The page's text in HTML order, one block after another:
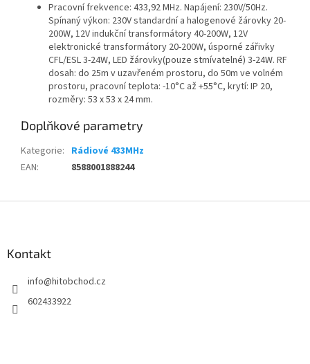
Pracovní frekvence: 433,92 MHz. Napájení: 230V/50Hz.
Spínaný výkon: 230V standardní a halogenové žárovky 20-
200W, 12V indukční transformátory 40-200W, 12V
elektronické transformátory 20-200W, úsporné zářivky
CFL/ESL 3-24W, LED žárovky(pouze stmívatelné) 3-24W. RF
dosah: do 25m v uzavřeném prostoru, do 50m ve volném
prostoru, pracovní teplota: -10°C až +55°C, krytí: IP 20,
rozměry: 53 x 53 x 24 mm.
Doplňkové parametry
Kategorie: Rádiové 433MHz
EAN: 8588001888244
Kontakt
info@hitobchod.cz
602433922